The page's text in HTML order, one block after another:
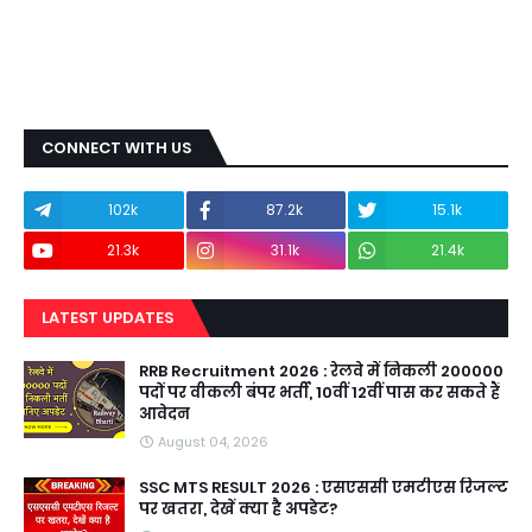
CONNECT WITH US
102k 87.2k
15.1k
21.3k
31.1k 21.4k
LATEST UPDATES
RRB Recruitment 2026 : रेलवे में निकली 200000
पदों पर वीकली बंपर भर्ती, 10वीं 12वीं पास कर सकते हैं
आवेदन
August 04, 2026
SSC MTS RESULT 2026 : एसएससी एमटीएस रिजल्ट
पर खतरा, देखें क्या है अपडेट?